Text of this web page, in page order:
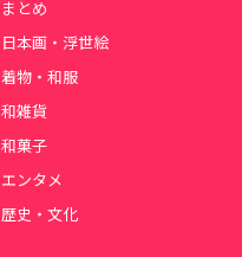
まとめ
日本画・浮世絵
着物・和服
和雑貨
和菓子
エンタメ
歴史・文化